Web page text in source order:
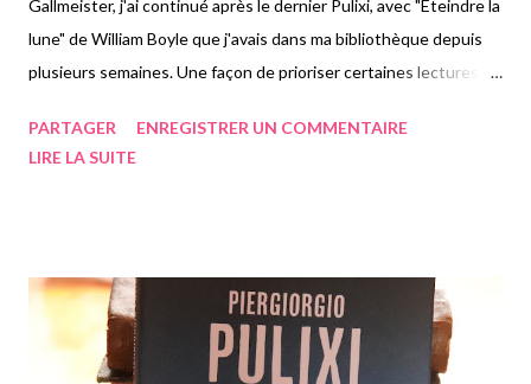
Gallmeister, j'ai continué après le dernier Pulixi, avec "Eteindre la
lune" de William Boyle que j'avais dans ma bibliothèque depuis
plusieurs semaines. Une façon de prioriser certaines lectures
aurait pu être rangé en littérature étrangère, mais il est classé
journées d'été chaudes à traîner et à faire des bêtises. Celle-ci
ne manque pas, car un des deux cailloux lancés par les deux amis
atteint une jeune fille à la tête, lui faisant perdre le contrôle de
PARTAGER
ENREGISTRER UN COMMENTAIRE
LIRE LA SUITE